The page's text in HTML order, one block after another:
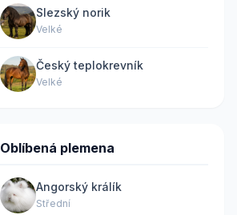
Slezský norik
Velké
Český teplokrevník
Velké
Oblíbená plemena
Angorský králík
Střední